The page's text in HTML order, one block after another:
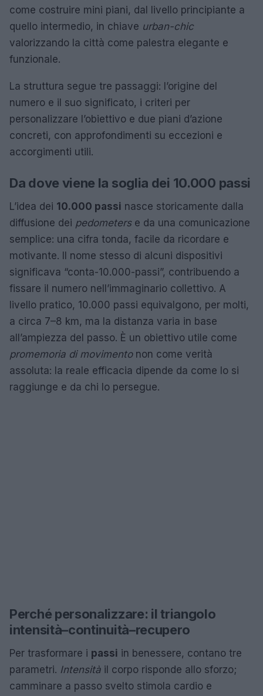
come costruire mini piani, dal livello principiante a
quello intermedio, in chiave urban-chic
valorizzando la città come palestra elegante e
funzionale.
La struttura segue tre passaggi: l’origine del
numero e il suo significato, i criteri per
personalizzare l’obiettivo e due piani d’azione
concreti, con approfondimenti su eccezioni e
accorgimenti utili.
Da dove viene la soglia dei 10.000 passi
L’idea dei 10.000 passi nasce storicamente dalla
diffusione dei pedometerse da una comunicazione
semplice: una cifra tonda, facile da ricordare e
motivante. Il nome stesso di alcuni dispositivi
significava “conta-10.000-passi”, contribuendo a
fissare il numero nell’immaginario collettivo. A
livello pratico, 10.000 passi equivalgono, per molti,
a circa 7–8 km, ma la distanza varia in base
all’ampiezza del passo. È un obiettivo utile come
promemoria di movimentonon come verità
assoluta: la reale efficacia dipende da come lo si
raggiunge e da chi lo persegue.
Perché personalizzare: il triangolo
intensità–continuità–recupero
Per trasformare i passi in benessere, contano tre
parametri. Intensità il corpo risponde allo sforzo;
camminare a passo svelto stimola cardio e